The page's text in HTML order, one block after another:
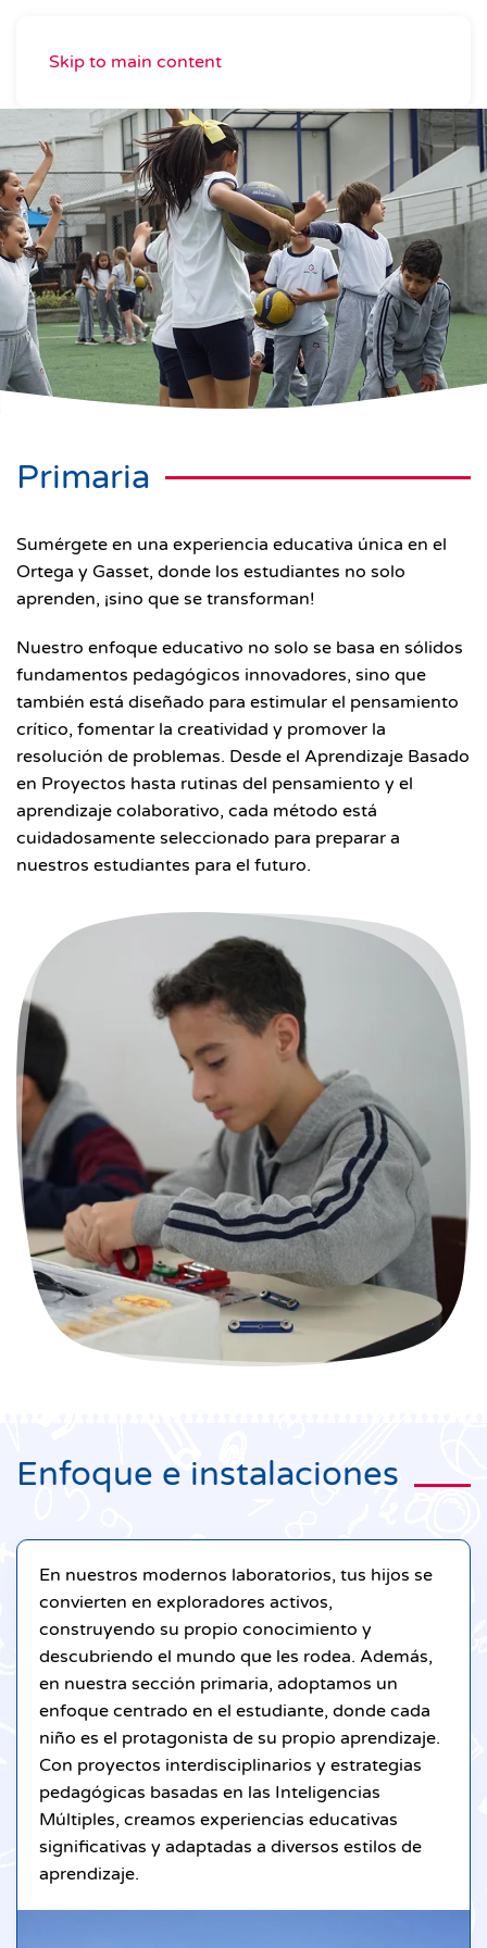
Skip to main content
Primaria
Sumérgete en una experiencia educativa única en el
Ortega y Gasset, donde los estudiantes no solo
aprenden, ¡sino que se transforman!
Nuestro enfoque educativo no solo se basa en sólidos
fundamentos pedagógicos innovadores, sino que
también está diseñado para estimular el pensamiento
crítico, fomentar la creatividad y promover la
resolución de problemas. Desde el Aprendizaje Basado
en Proyectos hasta rutinas del pensamiento y el
aprendizaje colaborativo, cada método está
cuidadosamente seleccionado para preparar a
nuestros estudiantes para el futuro.
Enfoque e instalaciones
En nuestros modernos laboratorios, tus hijos se
convierten en exploradores activos,
construyendo su propio conocimiento y
descubriendo el mundo que les rodea. Además,
en nuestra sección primaria, adoptamos un
enfoque centrado en el estudiante, donde cada
niño es el protagonista de su propio aprendizaje.
Con proyectos interdisciplinarios y estrategias
pedagógicas basadas en las Inteligencias
Múltiples, creamos experiencias educativas
significativas y adaptadas a diversos estilos de
aprendizaje.